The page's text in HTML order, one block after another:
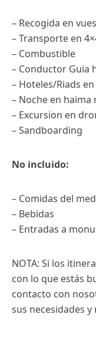
– Recogida en
– Transporte en
– Combustible
– Conductor Guia
– Hoteles/Riads
– Noche en
– Excursion en
– Sandboarding
No incluido:
– Comidas del
– Bebidas
– Entradas a
NOTA: Si los
con lo que estás
contacto con
sus necesidades